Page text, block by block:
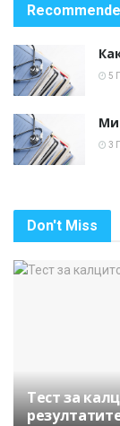
5
3
Don't Miss
Тест за